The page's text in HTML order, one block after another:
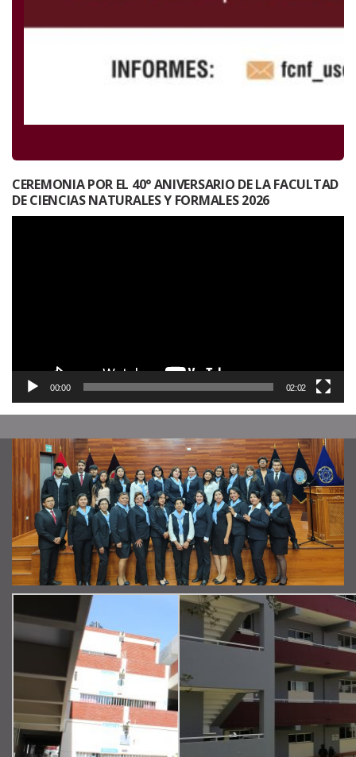
CEREMONIA POR EL 40° ANIVERSARIO DE LA FACULTAD
DE CIENCIAS NATURALES Y FORMALES 2026
00:00 02:02